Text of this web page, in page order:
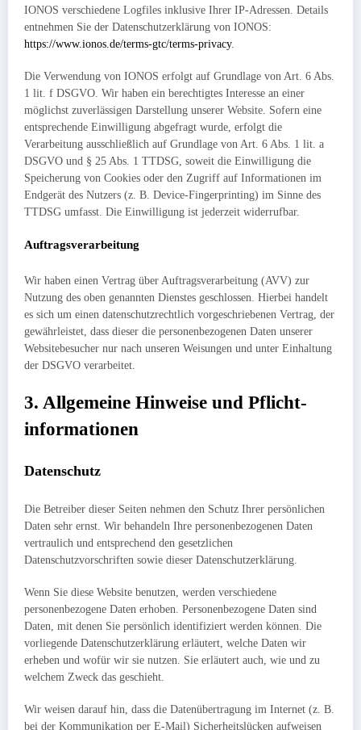
IONOS verschiedene Logfiles inklusive Ihrer IP-Adressen. Details
entnehmen Sie der Datenschutzerklärung von IONOS:
https://www.ionos.de/terms-gtc/terms-privacy.
Die Verwendung von IONOS erfolgt auf Grundlage von Art. 6 Abs.
1 lit. f DSGVO. Wir haben ein berechtigtes Interesse an einer
möglichst zuverlässigen Darstellung unserer Website. Sofern eine
entsprechende Einwilligung abgefragt wurde, erfolgt die
Verarbeitung ausschließlich auf Grundlage von Art. 6 Abs. 1 lit. a
DSGVO und § 25 Abs. 1 TTDSG, soweit die Einwilligung die
Speicherung von Cookies oder den Zugriff auf Informationen im
Endgerät des Nutzers (z. B. Device-Fingerprinting) im Sinne des
TTDSG umfasst. Die Einwilligung ist jederzeit widerrufbar.
Auftragsverarbeitung
Wir haben einen Vertrag über Auftragsverarbeitung (AVV) zur
Nutzung des oben genannten Dienstes geschlossen. Hierbei handelt
es sich um einen datenschutzrechtlich vorgeschriebenen Vertrag, der
gewährleistet, dass dieser die personenbezogenen Daten unserer
Websitebesucher nur nach unseren Weisungen und unter Einhaltung
der DSGVO verarbeitet.
3. Allgemeine Hinweise und Pflicht­
informationen
Datenschutz
Die Betreiber dieser Seiten nehmen den Schutz Ihrer persönlichen
Daten sehr ernst. Wir behandeln Ihre personenbezogenen Daten
vertraulich und entsprechend den gesetzlichen
Datenschutzvorschriften sowie dieser Datenschutzerklärung.
Wenn Sie diese Website benutzen, werden verschiedene
personenbezogene Daten erhoben. Personenbezogene Daten sind
Daten, mit denen Sie persönlich identifiziert werden können. Die
vorliegende Datenschutzerklärung erläutert, welche Daten wir
erheben und wofür wir sie nutzen. Sie erläutert auch, wie und zu
welchem Zweck das geschieht.
Wir weisen darauf hin, dass die Datenübertragung im Internet (z. B.
bei der Kommunikation per E-Mail) Sicherheitslücken aufweisen